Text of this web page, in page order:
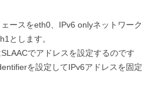
ースをeth0、IPv6 onlyネットワーク
とします。
でアドレスを設定するのです
を設定してIPv6アドレスを固定